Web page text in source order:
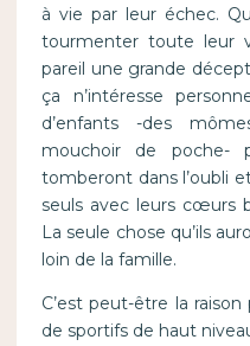
à vie par leur échec.
tourmenter toute leur
pareil une grande
ça n’intéresse
d’enfants -des
mouchoir de poche-
tomberont dans l’oubli
seuls avec leurs cœurs
La seule chose qu’ils
loin de la famille.
C’est peut-être la
de sportifs de haut